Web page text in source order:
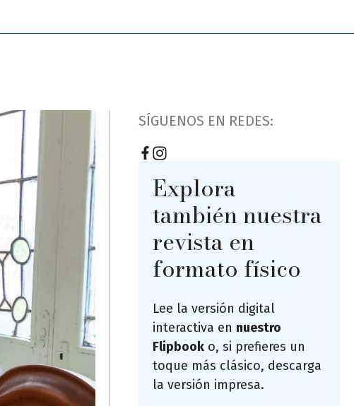
SÍGUENOS EN REDES:
Explora
también nuestra
revista en
formato físico
Lee la versión digital
interactiva en nuestro
Flipbook o, si prefieres un
toque más clásico, descarga
la versión impresa.